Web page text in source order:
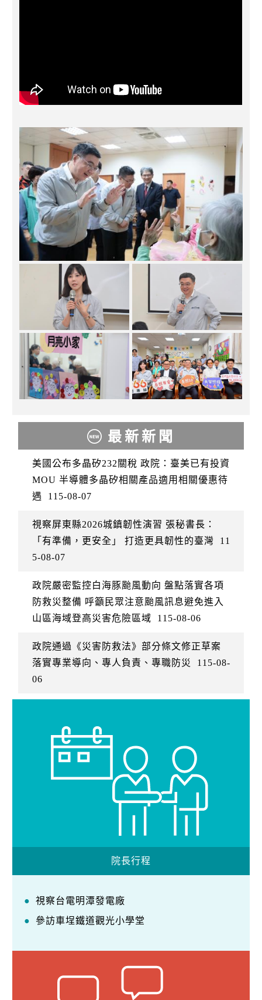
最新新聞
美國公布多晶矽232關稅 政院：臺美已有投資
MOU 半導體多晶矽相關產品適用相關優惠待
遇
115-08-07
視察屏東縣2026城鎮韌性演習 張秘書長：
「有準備，更安全」 打造更具韌性的臺灣
11
5-08-07
政院嚴密監控白海豚颱風動向 盤點落實各項
防救災整備 呼籲民眾注意颱風訊息避免進入
山區海域登高災害危險區域
115-08-06
政院通過《災害防救法》部分條文修正草案
落實專業導向、專人負責、專職防災
115-08-
06
院長行程
視察台電明潭發電廠
參訪車埕鐵道觀光小學堂